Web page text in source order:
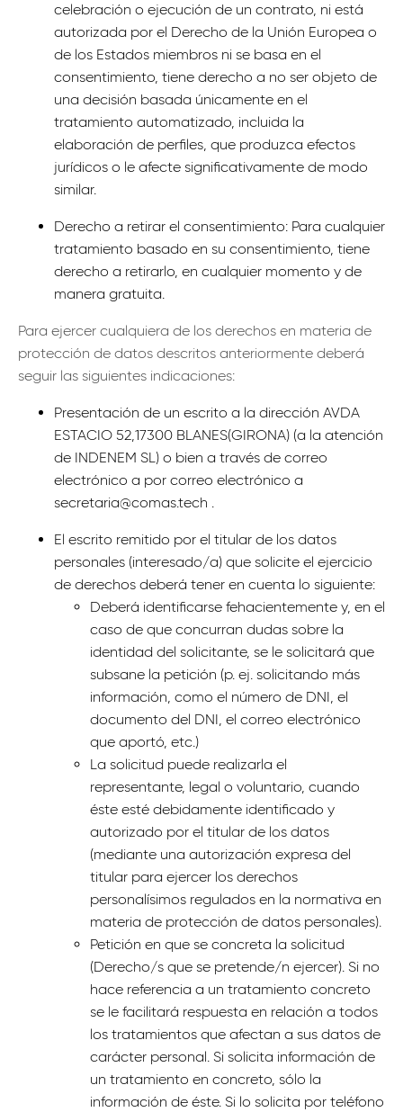
celebración o ejecución de un contrato, ni está
autorizada por el Derecho de la Unión Europea o
de los Estados miembros ni se basa en el
consentimiento, tiene derecho a no ser objeto de
una decisión basada únicamente en el
tratamiento automatizado, incluida la
elaboración de perfiles, que produzca efectos
jurídicos o le afecte significativamente de modo
similar.
Derecho a retirar el consentimiento: Para cualquier
tratamiento basado en su consentimiento, tiene
derecho a retirarlo, en cualquier momento y de
manera gratuita.
Para ejercer cualquiera de los derechos en materia de
protección de datos descritos anteriormente deberá
seguir las siguientes indicaciones:
Presentación de un escrito a la dirección AVDA
ESTACIO 52,17300 BLANES(GIRONA) (a la atención
de INDENEM SL) o bien a través de correo
electrónico a por correo electrónico a
secretaria@comas.tech .
El escrito remitido por el titular de los datos
personales (interesado/a) que solicite el ejercicio
de derechos deberá tener en cuenta lo siguiente:
Deberá identificarse fehacientemente y, en el
caso de que concurran dudas sobre la
identidad del solicitante, se le solicitará que
subsane la petición (p. ej. solicitando más
información, como el número de DNI, el
documento del DNI, el correo electrónico
que aportó, etc.)
La solicitud puede realizarla el
representante, legal o voluntario, cuando
éste esté debidamente identificado y
autorizado por el titular de los datos
(mediante una autorización expresa del
titular para ejercer los derechos
personalísimos regulados en la normativa en
materia de protección de datos personales).
Petición en que se concreta la solicitud
(Derecho/s que se pretende/n ejercer). Si no
hace referencia a un tratamiento concreto
se le facilitará respuesta en relación a todos
los tratamientos que afectan a sus datos de
carácter personal. Si solicita información de
un tratamiento en concreto, sólo la
información de éste. Si lo solicita por teléfono